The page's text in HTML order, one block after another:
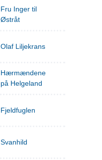
Fru Inger til
Østråt
Olaf Liljekrans
Hærmændene
på Helgeland
Fjeldfuglen
Svanhild